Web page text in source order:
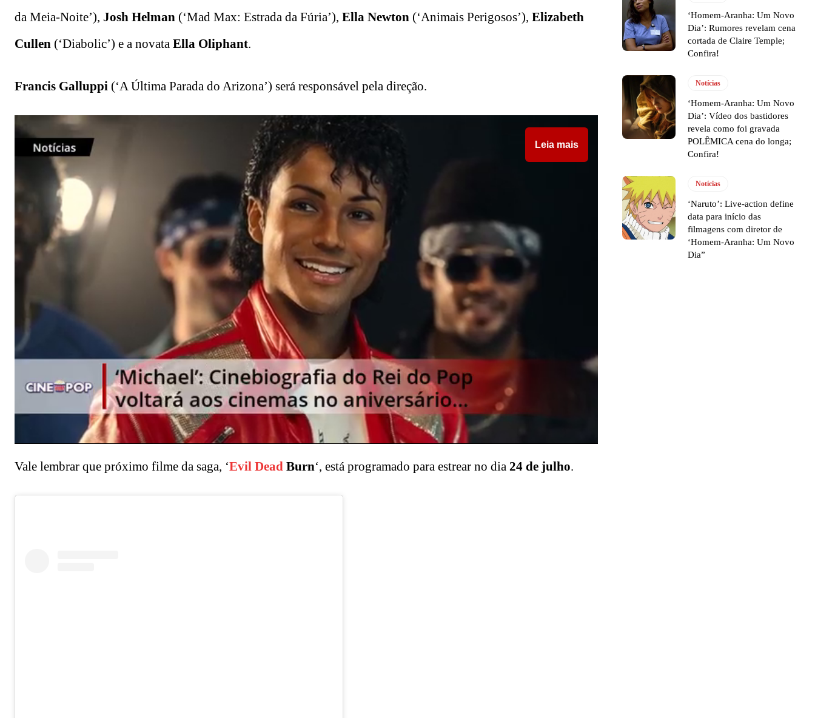
da Meia-Noite’), Josh Helman (‘Mad Max: Estrada da Fúria’), Ella Newton (‘Animais Perigosos’), Elizabeth
Cullen (‘Diabolic’) e a novata Ella Oliphant.
Francis Galluppi (‘A Última Parada do Arizona’) será responsável pela direção.
Leia mais
Vale lembrar que próximo filme da saga, ‘Evil Dead Burn‘, está programado para estrear no dia 24 de julho.
‘Homem-Aranha: Um Novo
Dia’: Rumores revelam cena
cortada de Claire Temple;
Confira!
Notícias
‘Homem-Aranha: Um Novo
Dia’: Vídeo dos bastidores
revela como foi gravada
POLÊMICA cena do longa;
Confira!
Notícias
‘Naruto’: Live-action define
data para início das
filmagens com diretor de
‘Homem-Aranha: Um Novo
Dia”